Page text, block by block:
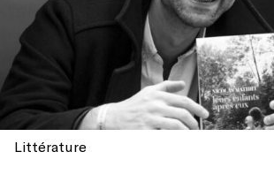
Littérature